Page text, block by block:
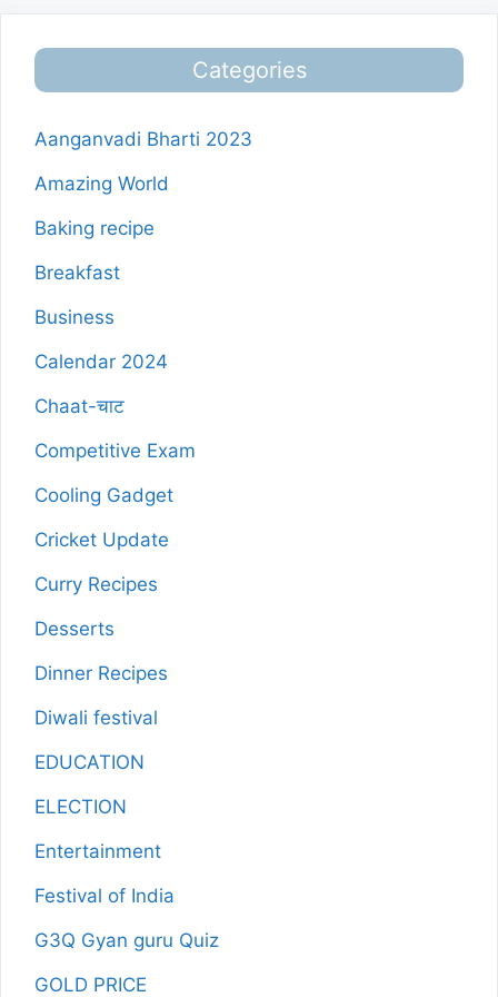
Categories
Aanganvadi Bharti 2023
Amazing World
Baking recipe
Breakfast
Business
Calendar 2024
Chaat-चाट
Competitive Exam
Cooling Gadget
Cricket Update
Curry Recipes
Desserts
Dinner Recipes
Diwali festival
EDUCATION
ELECTION
Entertainment
Festival of India
G3Q Gyan guru Quiz
GOLD PRICE